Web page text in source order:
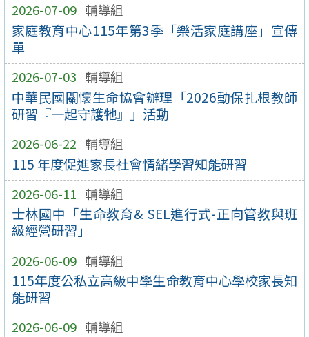
2026-07-09 輔導組
家庭教育中心115年第3季「樂活家庭講座」宣傳
單
2026-07-03 輔導組
中華民國關懷生命協會辦理「2026動保扎根教師
研習『一起守護牠』」活動
2026-06-22 輔導組
115 年度促進家長社會情緒學習知能研習
2026-06-11 輔導組
士林國中「生命教育& SEL進行式-正向管教與班
級經營研習」
2026-06-09 輔導組
115年度公私立高級中學生命教育中心學校家長知
能研習
2026-06-09 輔導組